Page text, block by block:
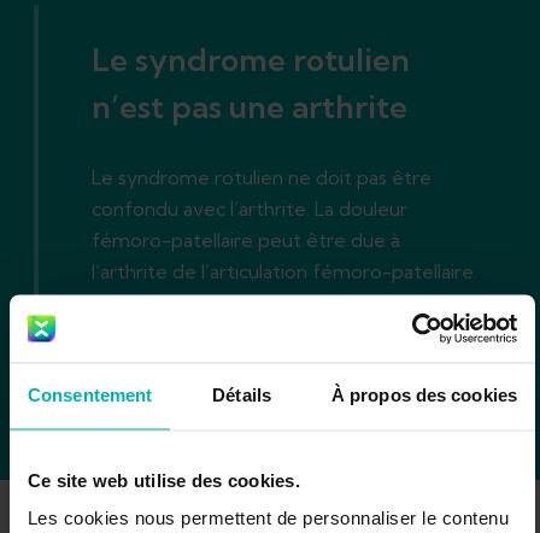
Consentement Détails À propos des cookies
Ce site web utilise des cookies.
Les cookies nous permettent de personnaliser le contenu
Le syndrome rotulien
n’est pas une arthrite
Le syndrome rotulien ne doit pas être
confondu avec l’arthrite. La douleur
fémoro-patellaire peut être due à
l’arthrite de l’articulation fémoro-patellaire.
Toutefois, il s’agit d’une affection
patellaire.